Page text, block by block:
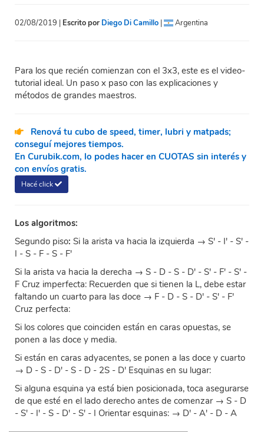
02/08/2019 | Escrito por Diego Di Camillo | Argentina
Para los que recién comienzan con el 3x3, este es el video-
tutorial ideal. Un paso x paso con las explicaciones y
métodos de grandes maestros.
Renová tu cubo de speed, timer, lubri y matpads;
conseguí mejores tiempos.
En Curubik.com, lo podes hacer en CUOTAS sin interés y
con envíos gratis.
Hacé click
Los algoritmos:
Segundo piso: Si la arista va hacia la izquierda → S' - I' - S' -
I - S - F - S - F'
Si la arista va hacia la derecha → S - D - S - D' - S' - F' - S' -
F Cruz imperfecta: Recuerden que si tienen la L, debe estar
faltando un cuarto para las doce → F - D - S - D' - S' - F'
Cruz perfecta:
Si los colores que coinciden están en caras opuestas, se
ponen a las doce y media.
Si están en caras adyacentes, se ponen a las doce y cuarto
→ D - S - D' - S - D - 2S - D' Esquinas en su lugar:
Si alguna esquina ya está bien posicionada, toca asegurarse
de que esté en el lado derecho antes de comenzar → S - D
- S' - I' - S - D' - S' - I Orientar esquinas: → D' - A' - D - A